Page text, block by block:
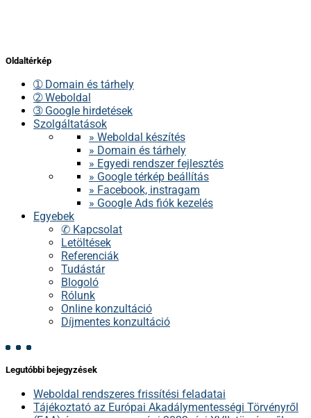
Oldaltérkép
➀ Domain és tárhely
➁ Weboldal
➂ Google hirdetések
Szolgáltatások
» Weboldal készítés
» Domain és tárhely
» Egyedi rendszer fejlesztés
» Google térkép beállítás
» Facebook, instragam
» Google Ads fiók kezelés
Egyebek
✆ Kapcsolat
Letöltések
Referenciák
Tudástár
Blogoló
Rólunk
Online konzultáció
Díjmentes konzultáció
Legutóbbi bejegyzések
Weboldal rendszeres frissítési feladatai
Tájékoztató az Európai Akadálymentességi Törvényről